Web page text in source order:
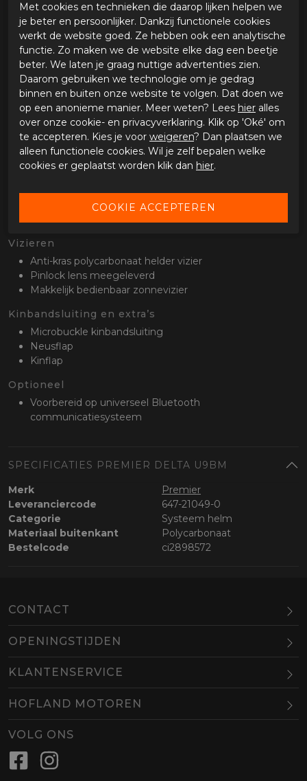
Helmschaal
Thermoplastische buitenschaal
EPS binnenschaal
ECE 22.05 gecertificeerd
Gewicht van circa 1760 gram
Twee luchtinlaten aan de bovenkant
Één luchtinlaat aan de voorkant
Één luchtuitlaat op de achterkant
Binnenvoering
Uitneembare en wasbare binnenvoering
Vochtafdrijvende werking
Vizieren
Anti-kras polycarbonaat helder vizier
Pinlock lens meegeleverd
Makkelijk bedienbaar zonnevizier
Kinbandsluiting en extra’s
Microbuckle kinbandsluiting
Neusflap
Kinflap
Optioneel
Voorbereid op universeel Bluetooth
communicatiesysteem
SPECIFICATIES PREMIER DELTA U9BM
Merk
Premier
Leveranciercode
647-21049-0
Categorie
Systeem helm
Materiaal buitenkant
Polycarbonaat
Bestelcode
ci2898572
CONTACT
BEL EMAIL
OPENINGSTIJDEN
Maandag
Dinsdag
10.00-18.00
Woensdag
Donderdag
Vrijdag
KLANTENSERVICE
HOFLAND MOTOREN
VOLG ONS
Met cookies en technieken die daarop lijken helpen we
je beter en persoonlijker. Dankzij functionele cookies
werkt de website goed. Ze hebben ook een analytische
functie. Zo maken we de website elke dag een beetje
beter. We laten je graag nuttige advertenties zien.
Daarom gebruiken we technologie om je gedrag
binnen en buiten onze website te volgen. Dat doen we
op een anonieme manier. Meer weten? Lees hier alles
over onze cookie- en privacyverklaring. Klik op 'Oké' om
te accepteren. Kies je voor weigeren? Dan plaatsen we
alleen functionele cookies. Wil je zelf bepalen welke
cookies er geplaatst worden klik dan hier.